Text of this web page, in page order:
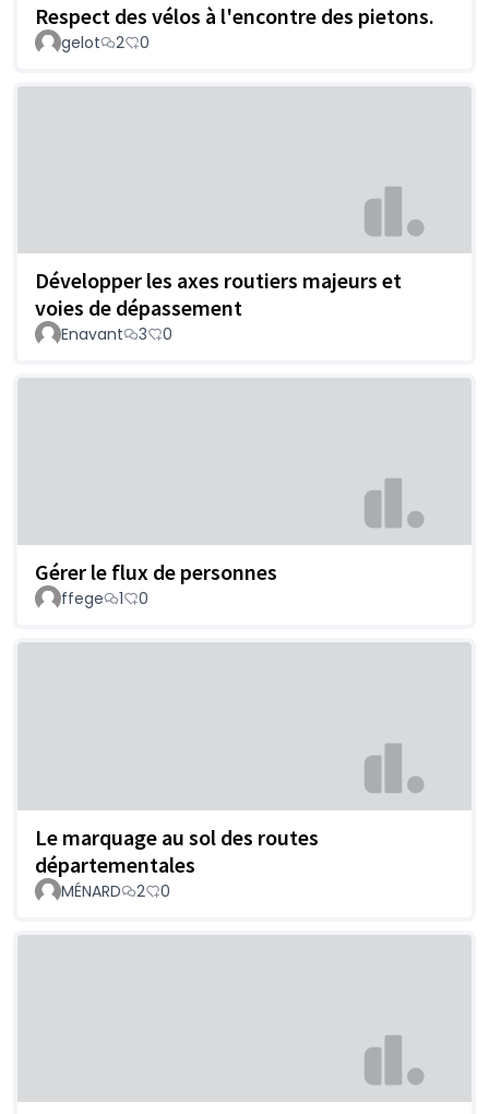
Respect des vélos à l'encontre des pietons.
gelot 2 0
Développer les axes routiers majeurs et
voies de dépassement
Enavant 3 0
Gérer le flux de personnes
ffege 1 0
Le marquage au sol des routes
départementales
MÉNARD 2 0